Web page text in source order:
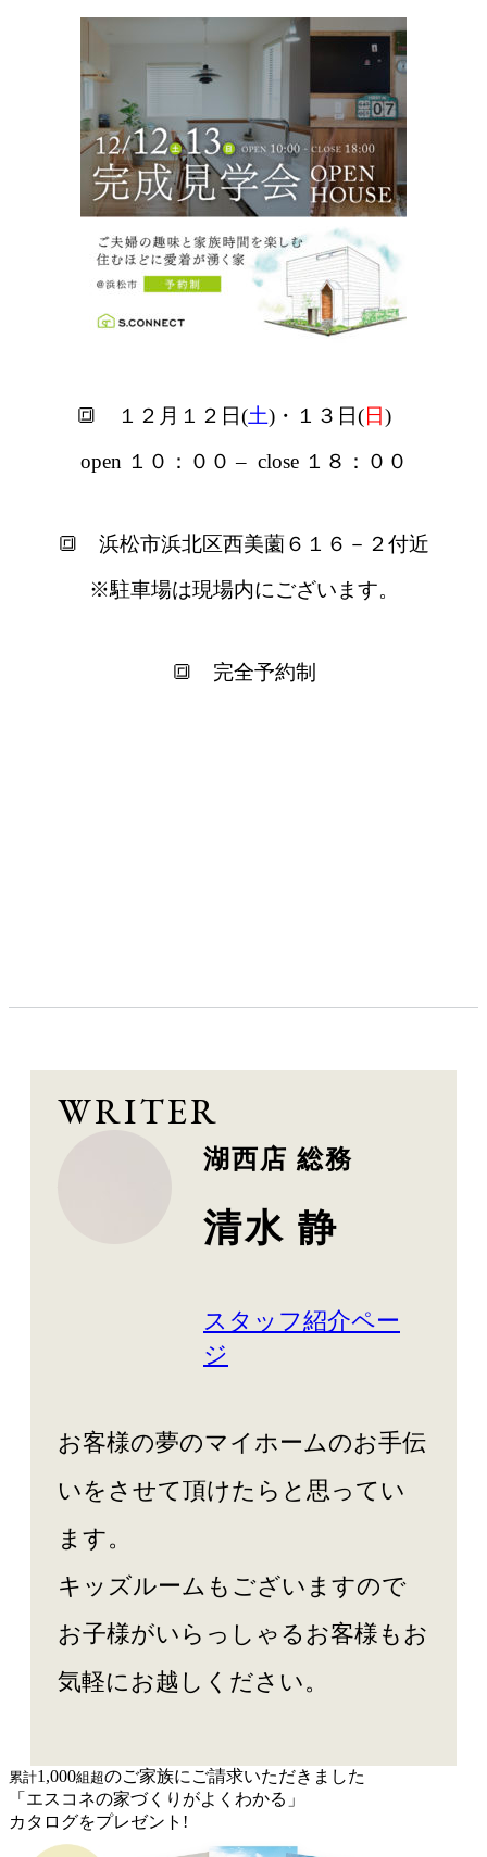
🔳 １２月１２日(土)・１３日(日)
open １０：００ – close １８：００
🔳 浜松市浜北区西美薗６１６－２付近
※駐車場は現場内にございます。
🔳 完全予約制
WRITER
湖西店 総務
清水 静
スタッフ紹介ペー
ジ
お客様の夢のマイホームのお手伝
いをさせて頂けたらと思ってい
ます。
キッズルームもございますので
お子様がいらっしゃるお客様もお
気軽にお越しください。
累計1,000組超のご家族にご請求いただきました
「エスコネの家づくりがよくわかる」
カタログをプレゼント!